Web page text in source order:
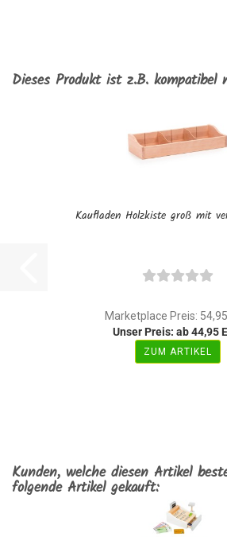
Dieses Produkt ist z.B. kompatibel
Kaufladen Holzkiste groß mit
Marketplace Preis: 54,95
Unser Preis: ab 44,95
ZUM ARTIKEL
Kunden, welche diesen Artikel
folgende Artikel gekauft: